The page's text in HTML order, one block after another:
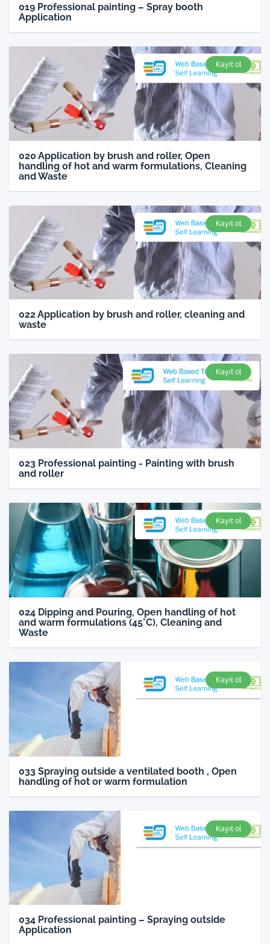
019 Professional painting – Spray booth
Application
Kayıt ol
020 Application by brush and roller, Open
handling of hot and warm formulations, Cleaning
and Waste
Kayıt ol
022 Application by brush and roller, cleaning and
waste
Kayıt ol
023 Professional painting - Painting with brush
and roller
Kayıt ol
024 Dipping and Pouring, Open handling of hot
and warm formulations (45°C), Cleaning and
Waste
Kayıt ol
033 Spraying outside a ventilated booth , Open
handling of hot or warm formulation
Kayıt ol
034 Professional painting – Spraying outside
Application